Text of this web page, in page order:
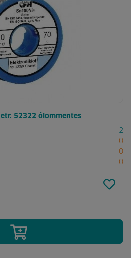
52322 ólommentes
2
0
0
0